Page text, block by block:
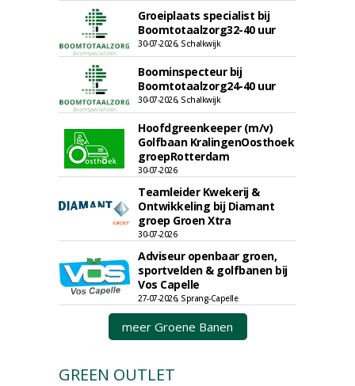
Groeiplaats specialist bij
Boomtotaalzorg32-40 uur
30-07-2026, Schalkwijk
Boominspecteur bij
Boomtotaalzorg24-40 uur
30-07-2026, Schalkwijk
Hoofdgreenkeeper (m/v)
Golfbaan KralingenOosthoek
groepRotterdam
30-07-2026
Teamleider Kwekerij &
Ontwikkeling bij Diamant
groep Groen Xtra
30-07-2026
Adviseur openbaar groen,
sportvelden & golfbanen bij
Vos Capelle
27-07-2026, Sprang-Capelle
meer Groene Banen
GREEN OUTLET